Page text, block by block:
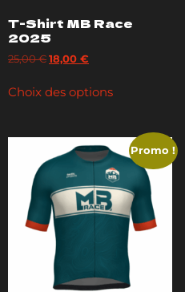
T-Shirt MB Race
2025
25,00€ 18,00 €
Choix des options
Promo !